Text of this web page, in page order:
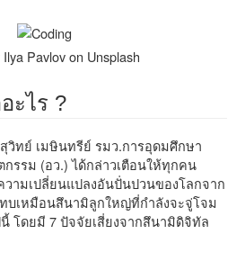
Pavlov on Unsplash
ะไร ?
วิทย์ เมษินทรีย์ รมว.การอุดมศึกษา
รรม (อว.) ได้กล่าวเตือนให้ทุกคน
ามเปลี่ยนแปลงอันปั่นปวนของโลกจาก
ทบเหมือนสึนามิลูกใหญ่ที่กำลังจะจู่โจม
โดยมี 7 ปัจจัยเสี่ยงจากสึนามิดิจิทัล